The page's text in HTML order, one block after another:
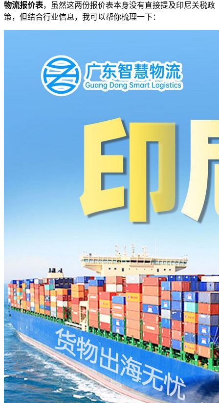
物流报价表，虽然这两份报价表本身没有直接提及印尼关税政
策，但结合行业信息，我可以帮你梳理一下：